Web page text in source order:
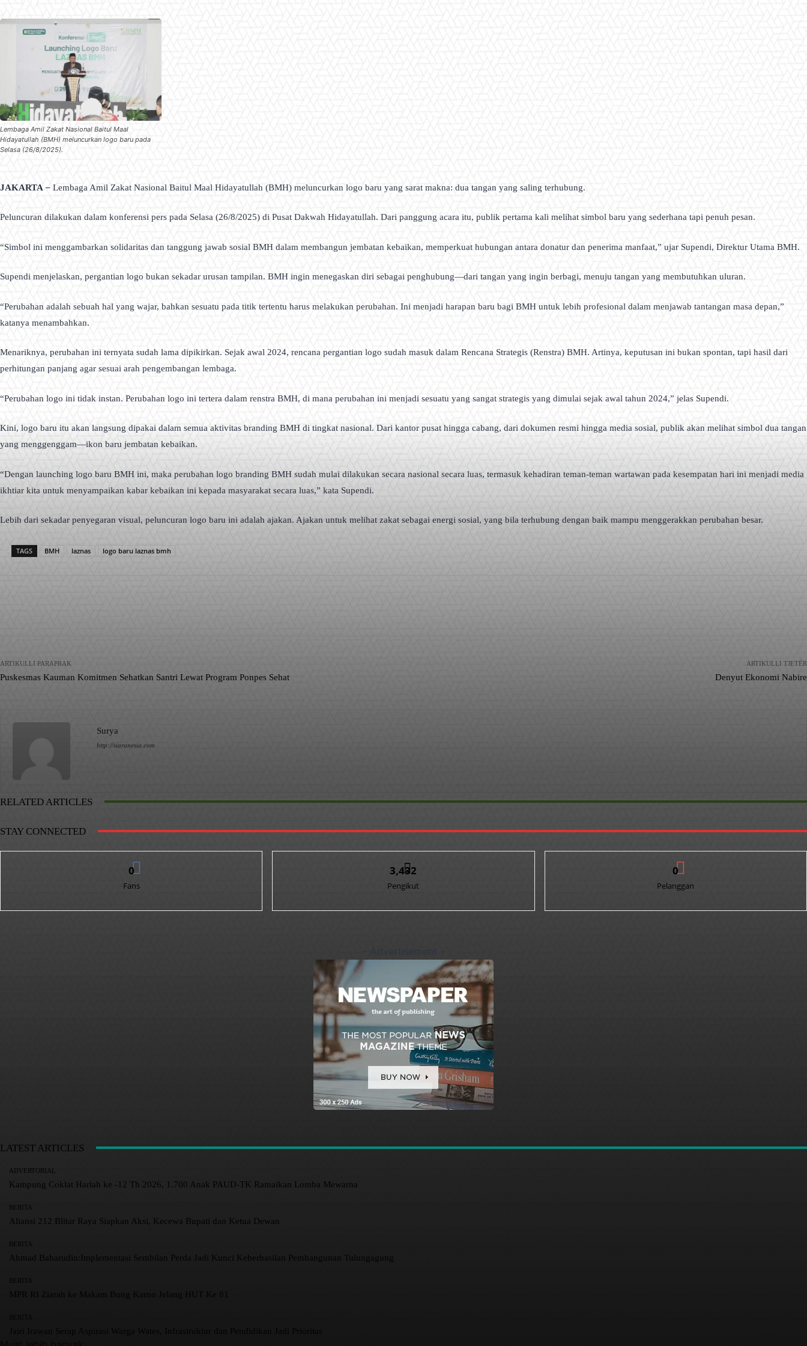
Lembaga Amil Zakat Nasional Baitul Maal
Hidayatullah (BMH) meluncurkan logo baru pada
Selasa (26/8/2025).
JAKARTA – Lembaga Amil Zakat Nasional Baitul Maal Hidayatullah (BMH) meluncurkan logo baru yang sarat makna: dua tangan yang saling terhubung.
Peluncuran dilakukan dalam konferensi pers pada Selasa (26/8/2025) di Pusat Dakwah Hidayatullah. Dari panggung acara itu, publik pertama kali melihat simbol baru yang sederhana tapi penuh pesan.
“Simbol ini menggambarkan solidaritas dan tanggung jawab sosial BMH dalam membangun jembatan kebaikan, memperkuat hubungan antara donatur dan penerima manfaat,” ujar Supendi, Direktur Utama BMH.
Supendi menjelaskan, pergantian logo bukan sekadar urusan tampilan. BMH ingin menegaskan diri sebagai penghubung—dari tangan yang ingin berbagi, menuju tangan yang membutuhkan uluran.
“Perubahan adalah sebuah hal yang wajar, bahkan sesuatu pada titik tertentu harus melakukan perubahan. Ini menjadi harapan baru bagi BMH untuk lebih profesional dalam menjawab tantangan masa depan,”
katanya menambahkan.
Menariknya, perubahan ini ternyata sudah lama dipikirkan. Sejak awal 2024, rencana pergantian logo sudah masuk dalam Rencana Strategis (Renstra) BMH. Artinya, keputusan ini bukan spontan, tapi hasil dari
perhitungan panjang agar sesuai arah pengembangan lembaga.
“Perubahan logo ini tidak instan. Perubahan logo ini tertera dalam renstra BMH, di mana perubahan ini menjadi sesuatu yang sangat strategis yang dimulai sejak awal tahun 2024,” jelas Supendi.
Kini, logo baru itu akan langsung dipakai dalam semua aktivitas branding BMH di tingkat nasional. Dari kantor pusat hingga cabang, dari dokumen resmi hingga media sosial, publik akan melihat simbol dua tangan
yang menggenggam—ikon baru jembatan kebaikan.
“Dengan launching logo baru BMH ini, maka perubahan logo branding BMH sudah mulai dilakukan secara nasional secara luas, termasuk kehadiran teman-teman wartawan pada kesempatan hari ini menjadi media
ikhtiar kita untuk menyampaikan kabar kebaikan ini kepada masyarakat secara luas,” kata Supendi.
Lebih dari sekadar penyegaran visual, peluncuran logo baru ini adalah ajakan. Ajakan untuk melihat zakat sebagai energi sosial, yang bila terhubung dengan baik mampu menggerakkan perubahan besar.
TAGS BMH laznas logo baru laznas bmh
ARTIKULLI PARAPRAK
Puskesmas Kauman Komitmen Sehatkan Santri Lewat Program Ponpes Sehat
ARTIKULLI TJETËR
Denyut Ekonomi Nabire
Surya
http://siaranesia.com
RELATED ARTICLES
STAY CONNECTED
0
Fans
3,432
Pengikut
0
Pelanggan
LATEST ARTICLES
ADVERTORIAL
Kampung Coklat Harlah ke -12 Th 2026, 1.700 Anak PAUD-TK Ramaikan Lomba Mewarna
BERITA
Aliansi 212 Blitar Raya Siapkan Aksi, Kecewa Bupati dan Ketua Dewan
BERITA
Ahmad Baharudin:Implementasi Sembilan Perda Jadi Kunci Keberhasilan Pembangunan Tulungagung
BERITA
MPR RI Ziarah ke Makam Bung Karno Jelang HUT Ke 81